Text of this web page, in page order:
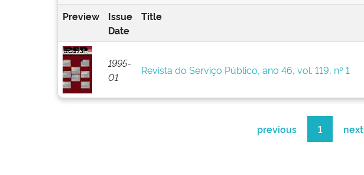
Preview
Issue
Date
Title
1995-
01
Revista do Serviço Público, ano 46, vol. 119, nº 1
previous 1 next